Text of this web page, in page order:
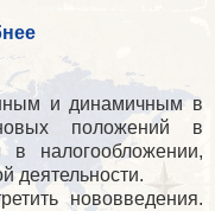
и динамичным в
положений в
в налогообложении,
деятельности.
нововведения.